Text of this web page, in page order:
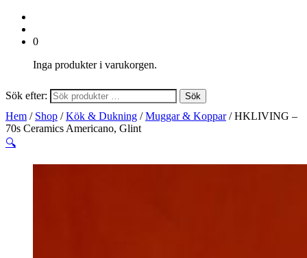
0
Inga produkter i varukorgen.
Sök efter: Sök
Hem / Shop /Kök & Dukning /Muggar & Koppar/ HKLIVING –
70s Ceramics Americano, Glint
🔍